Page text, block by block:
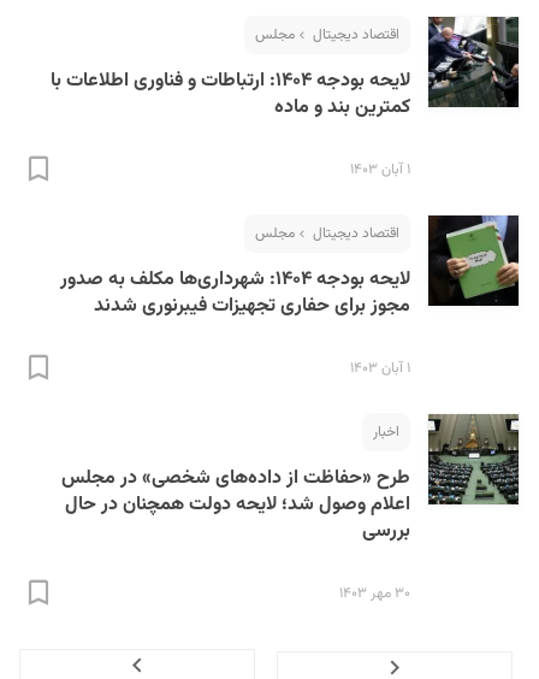
اقتصاد دیجیتال مجلس
لایحه بودجه ۱۴۰۴: ارتباطات و فناوری اطلاعات با
کمترین بند و ماده
۱ آبان ۱۴۰۳
اقتصاد دیجیتال مجلس
لایحه بودجه ۱۴۰۴: شهرداری‌ها مکلف به صدور
مجوز برای حفاری تجهیزات فیبرنوری شدند
۱ آبان ۱۴۰۳
اخبار
طرح «حفاظت از داده‌های شخصی» در مجلس
اعلام وصول شد؛ لایحه دولت همچنان در حال
بررسی
۳۰ مهر ۱۴۰۳